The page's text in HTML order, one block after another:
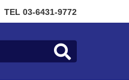
TEL 03-6431-9772